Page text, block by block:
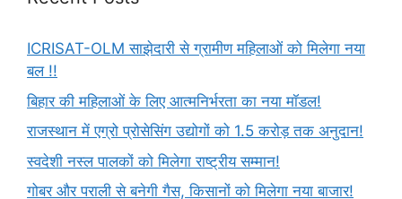
ICRISAT-OLM साझेदारी से ग्रामीण महिलाओं को मिलेगा नया
बल !!
बिहार की महिलाओं के लिए आत्मनिर्भरता का नया मॉडल!
राजस्थान में एग्रो प्रोसेसिंग उद्योगों को 1.5 करोड़ तक अनुदान!
स्वदेशी नस्ल पालकों को मिलेगा राष्ट्रीय सम्मान!
गोबर और पराली से बनेगी गैस, किसानों को मिलेगा नया बाजार!